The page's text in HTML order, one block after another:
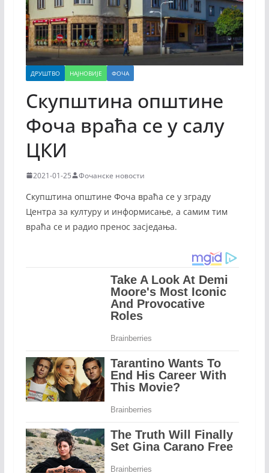
ДРУШТВО НАЈНОВИЈЕ ФОЧА
Скупштина општине
Фоча враћа се у салу
ЦКИ
2021-01-25 Фочанске новости
Скупштина општине Фоча враћа се у зграду
Центра за културу и информисање, а самим тим
враћа се и радио пренос засједања.